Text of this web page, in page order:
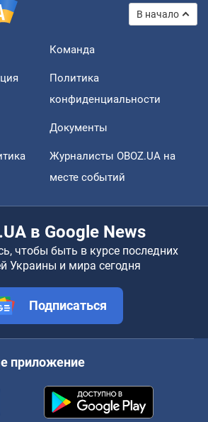
В начало
Команда
Политика
конфиденциальности
Документы
Журналисты OBOZ.UA на
месте событий
в Google News
чтобы быть в курсе последних
Украины и мира сегодня
Подписаться
приложение